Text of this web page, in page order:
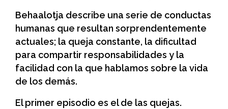
Behaalotja describe una serie de conductas
humanas que resultan sorprendentemente
actuales; la queja constante, la dificultad
para compartir responsabilidades y la
facilidad con la que hablamos sobre la vida
de los demás.
El primer episodio es el de las quejas.